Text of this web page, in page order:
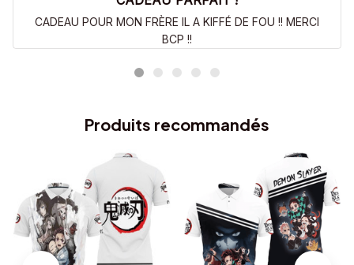
CADEAU POUR MON FRÈRE IL A KIFFÉ DE FOU !! MERCI
BCP !!
Produits recommandés